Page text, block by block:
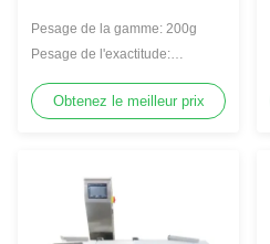
Pesage de la gamme: 200g
Pesage de l'exactitude:
Obtenez le meilleur prix